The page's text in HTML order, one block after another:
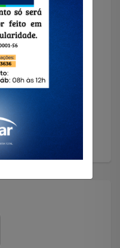
você precisa!